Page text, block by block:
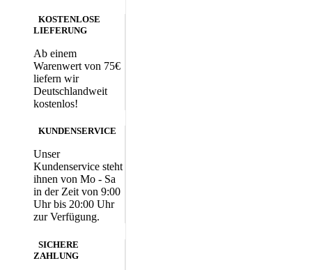
KOSTENLOSE
LIEFERUNG
Ab einem
Warenwert von 75€
liefern wir
Deutschlandweit
kostenlos!
KUNDENSERVICE
Unser
Kundenservice steht
ihnen von Mo - Sa
in der Zeit von 9:00
Uhr bis 20:00 Uhr
zur Verfügung.
SICHERE
ZAHLUNG